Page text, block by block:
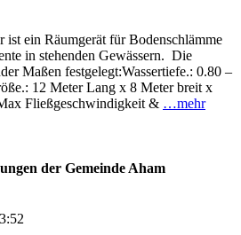
ist ein Räumgerät für Bodenschlämme
in stehenden Gewässern. Die
Maßen festgelegt:Wassertiefe.: 0.80 –
12 Meter Lang x 8 Meter breit x
Fließgeschwindigkeit & …mehr
der Gemeinde Aham